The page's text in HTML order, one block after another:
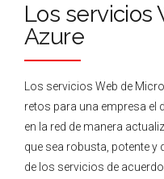
Los servicios
Azure
Los servicios Web de
retos para una empresa el
en la red de manera
que sea robusta, potente y
de los servicios de